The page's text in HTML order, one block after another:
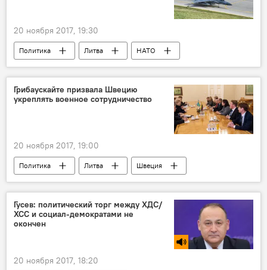
20 ноября 2017, 19:30
Политика Литва
НАТО
ВВС НАТО
Грибаускайте призвала Швецию
укреплять военное сотрудничество
20 ноября 2017, 19:00
Политика Литва
Швеция
Даля Грибаускайте
Урбан Алин
Гусев: политический торг между ХДС/
ХСС и социал-демократами не
окончен
20 ноября 2017, 18:20